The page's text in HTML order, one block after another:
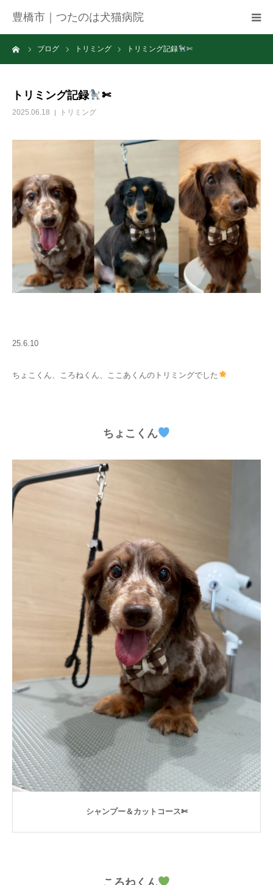
豊橋市｜つたのは犬猫病院
ブログ トリミング トリミング記録 ✄
トリミング記録 ✄
2025.06.18 トリミング
25.6.10
ちょこくん、ころねくん、ここあくんのトリミングでした
ちょこくん
シャンプー＆カットコース✄
ころねくん
病院紹介
ブログ
お問い合わせ